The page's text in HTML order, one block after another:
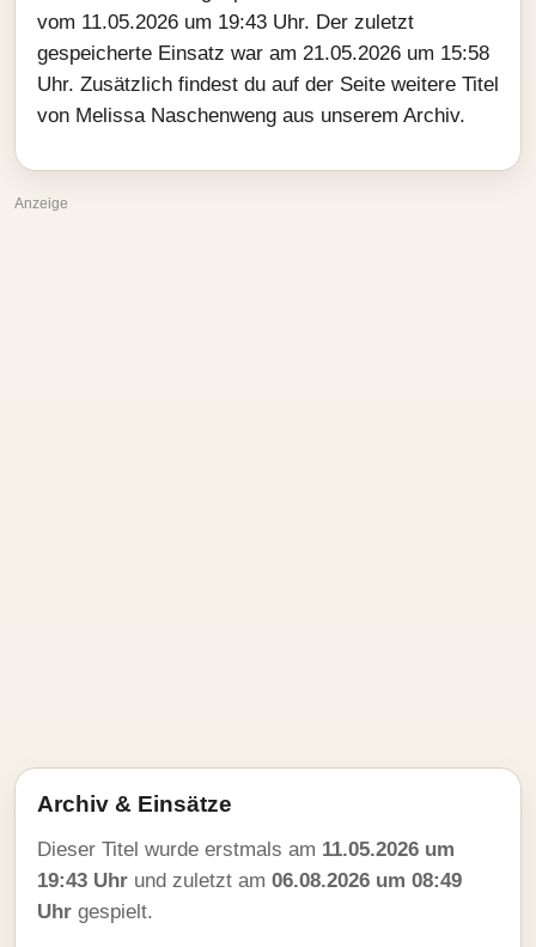
vom 11.05.2026 um 19:43 Uhr. Der zuletzt
gespeicherte Einsatz war am 21.05.2026 um 15:58
Uhr. Zusätzlich findest du auf der Seite weitere Titel
von Melissa Naschenweng aus unserem Archiv.
Anzeige
Archiv & Einsätze
Dieser Titel wurde erstmals am 11.05.2026 um
19:43 Uhr und zuletzt am 06.08.2026 um 08:49
Uhr gespielt.